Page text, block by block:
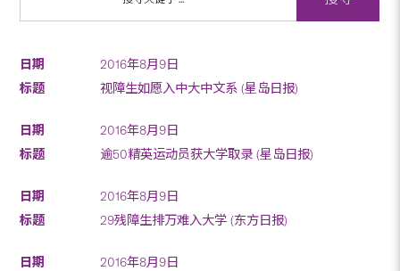
2016年8月9日
视障生如愿入中大中文系 (星岛日报)
2016年8月9日
逾50精英运动员获大学取录 (星岛日报)
2016年8月9日
29残障生排万难入大学 (东方日报)
2016年8月9日